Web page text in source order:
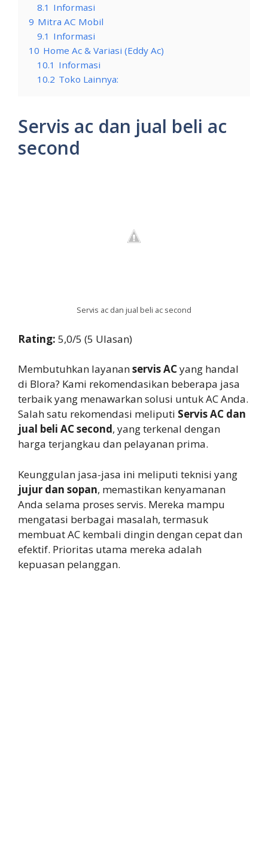
8.1 Informasi
9 Mitra AC Mobil
9.1 Informasi
10 Home Ac & Variasi (Eddy Ac)
10.1 Informasi
10.2 Toko Lainnya:
Servis ac dan jual beli ac
second
Servis ac dan jual beli ac second
Rating: 5,0/5 (5 Ulasan)
Membutuhkan layananservis ACyang handal
di Blora? Kami rekomendasikan beberapa jasa
terbaik yang menawarkan solusi untuk AC Anda.
Salah satu rekomendasi meliputi Servis AC dan
jual beli AC second, yang terkenal dengan
harga terjangkau dan pelayanan prima.
Keunggulan jasa-jasa ini meliputi teknisi yang
jujur dan sopan, memastikan kenyamanan
Anda selama proses servis. Mereka mampu
mengatasi berbagai masalah, termasuk
membuat AC kembali dingin dengan cepat dan
efektif. Prioritas utama mereka adalah
kepuasan pelanggan.